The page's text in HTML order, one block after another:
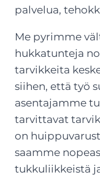
palvelua,
Me pyrimme
hukkatunteja
tarvikkeita
siihen, että työ
asentajamme
tarvittavat
on
saamme
tukkuliikkeistä